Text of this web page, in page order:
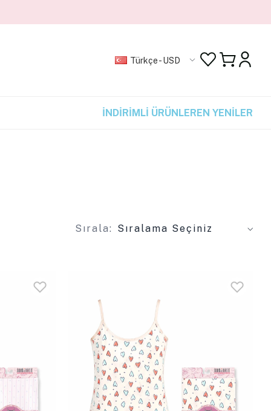
Türkçe - USD
İNDİRİMLİ ÜRÜNLEREN YENİLER